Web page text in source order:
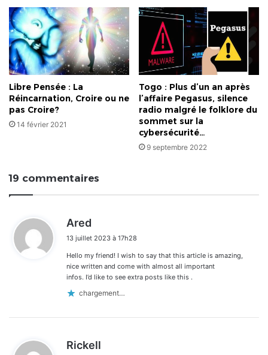
Libre Pensée : La
Réincarnation, Croire ou ne
pas Croire?
14 février 2021
Togo : Plus d’un an après
l’affaire Pegasus, silence
radio malgré le folklore du
sommet sur la
cybersécurité…
9 septembre 2022
19 commentaires
Ared
t
:
13 juillet 2023 à 17h28
Hello my friend! I wish to say that this article is amazing,
nice written and come with almost all important
infos. I’d like to see extra posts like this .
chargement…
Rickell